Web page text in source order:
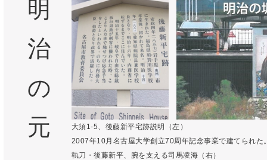
大須1-5、後藤新平宅跡説明（左）
2007年10月名古屋大学創立70周年記念事業で建てられ
執刀・後藤新平、腕を支える司馬凌海（右）
明
治
の
元